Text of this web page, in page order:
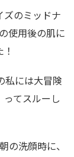
ズのミッドナ
使用後の肌に
私には大冒険
ってスルーし
の洗顔時に、